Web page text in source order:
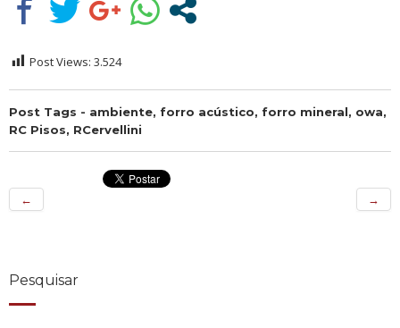
Post Views: 3.524
Post Tags - ambiente, forro acústico, forro mineral, owa,
RC Pisos, RCervellini
← →
Pesquisar